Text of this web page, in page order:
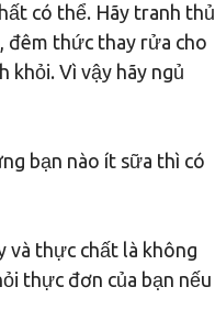
có thể. Hãy tranh thủ
đêm thức thay rửa cho
khỏi. Vì vậy hãy ngủ
bạn nào ít sữa thì có
và thực chất là không
thực đơn của bạn nếu